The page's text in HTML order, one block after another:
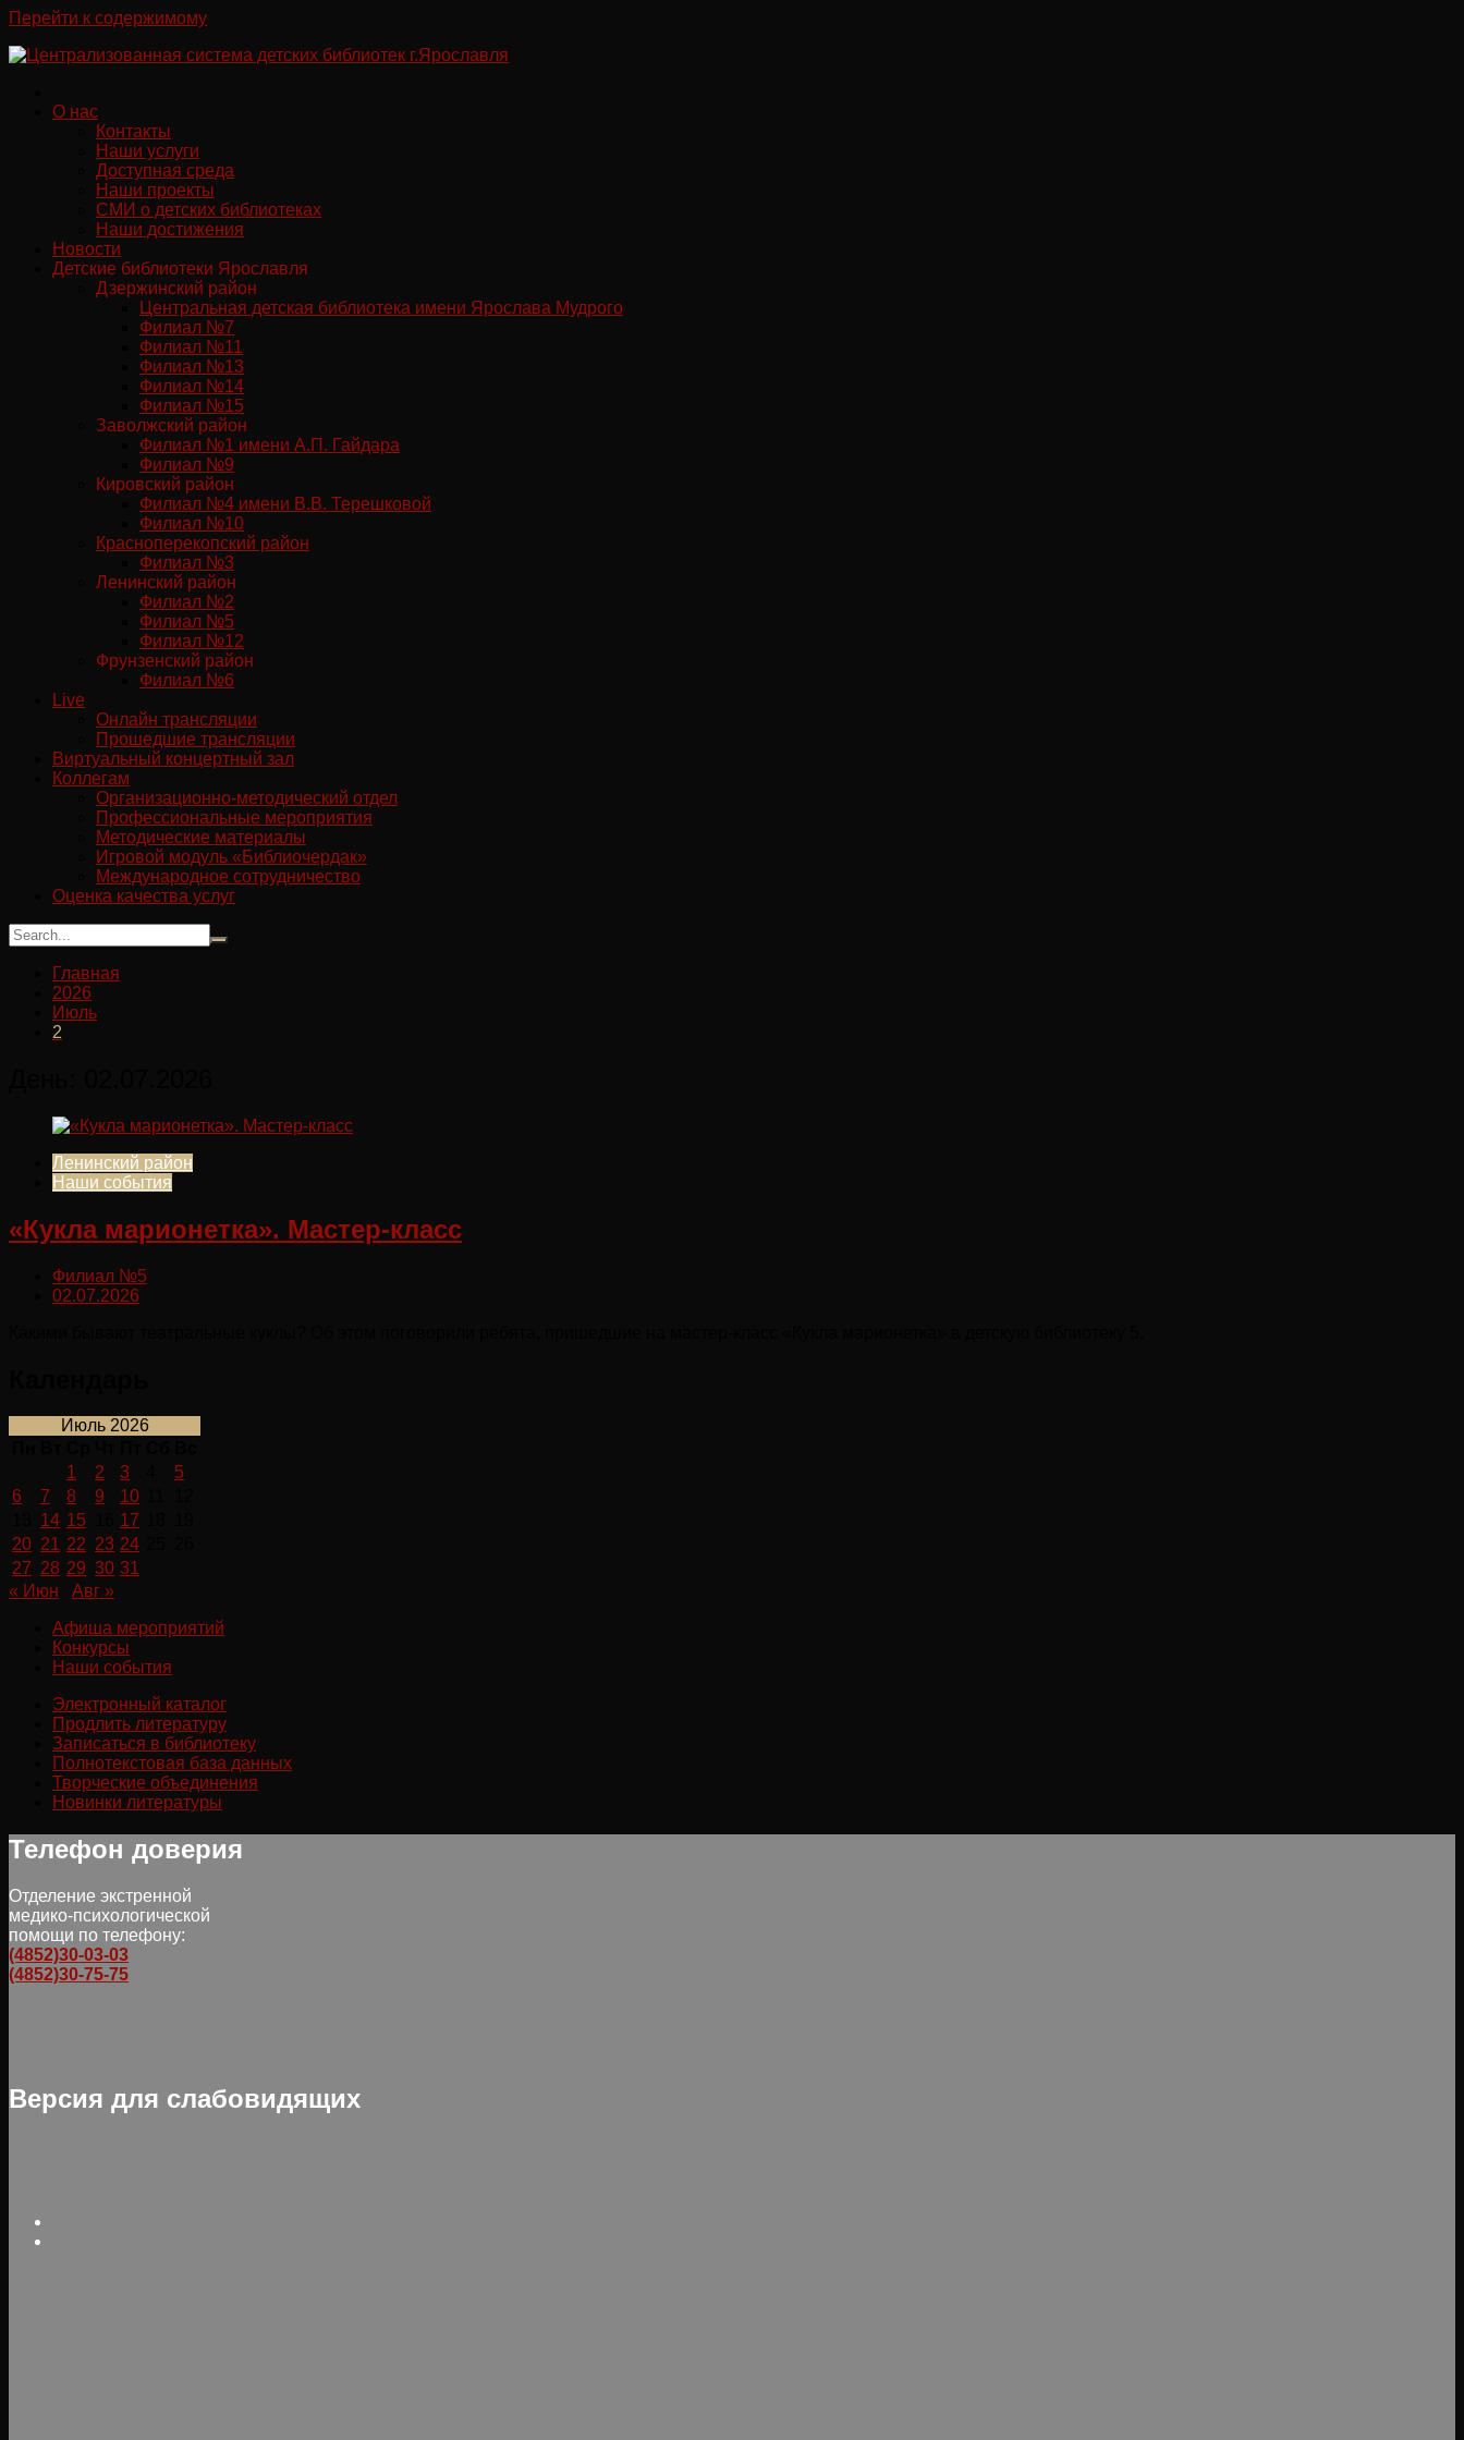
Перейти к содержимому
О нас
Контакты
Наши услуги
Доступная среда
Наши проекты
СМИ о детских библиотеках
Наши достижения
Новости
Детские библиотеки Ярославля
Дзержинский район
Центральная детская библиотека имени Ярослава Мудрого
Филиал №7
Филиал №11
Филиал №13
Филиал №14
Филиал №15
Заволжский район
Филиал №1 имени А.П. Гайдара
Филиал №9
Кировский район
Филиал №4 имени В.В. Терешковой
Филиал №10
Красноперекопский район
Филиал №3
Ленинский район
Филиал №2
Филиал №5
Филиал №12
Фрунзенский район
Филиал №6
Live
Онлайн трансляции
Прошедшие трансляции
Виртуальный концертный зал
Коллегам
Организационно-методический отдел
Профессиональные мероприятия
Методические материалы
Игровой модуль «Библиочердак»
Международное сотрудничество
Оценка качества услуг
Главная
2026
Июль
2
Ленинский район
Наши события
«Кукла марионетка». Мастер-класс
Филиал №5
02.07.2026
Июль 2026
1
2 3
5
6
7 8 9 10
14 15 17
20 21 22 23 24
27 28 29 30 31
« Июн
Авг »
Афиша мероприятий
Конкурсы
Наши события
Электронный каталог
Продлить литературу
Записаться в библиотеку
Полнотекстовая база данных
Творческие объединения
Новинки литературы
Телефон доверия
Отделение экстренной
медико-психологической
помощи по телефону:
(4852)30-03-03
(4852)30-75-75
Версия для слабовидящих